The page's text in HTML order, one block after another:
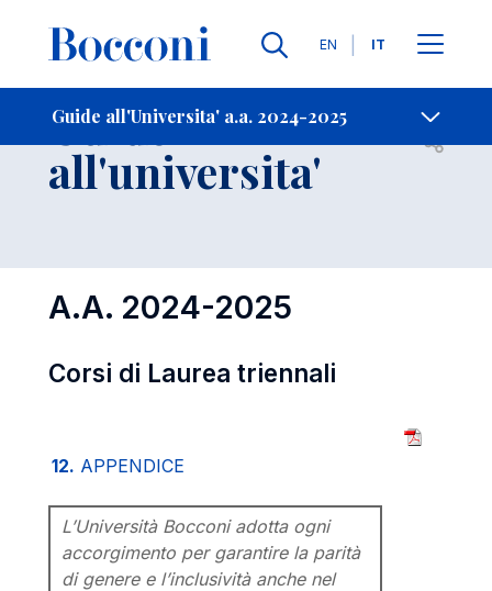
Lingue
EN IT
Guide all'Universita' a.a. 2024-2025
-
Guide
all'universita' Open
A.A. 2024-2025
Corsi di Laurea triennali
12. APPENDICE
L’Università Bocconi adotta ogni
accorgimento per garantire la parità
di genere e l’inclusività anche nel